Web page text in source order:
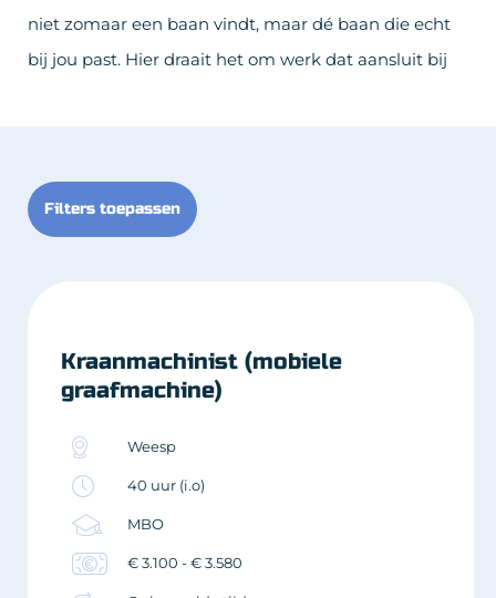
niet zomaar een baan vindt, maar dé baan die echt
bij jou past. Hier draait het om werk dat aansluit bij
op jouw unieke persoonlijkheid en talenten. Neem
een kijkje en ontdek de baan die jou echt blij maakt!
Filters toepassen
Kraanmachinist (mobiele
graafmachine)
Weesp
40 uur (i.o)
MBO
€ 3.100 - € 3.580